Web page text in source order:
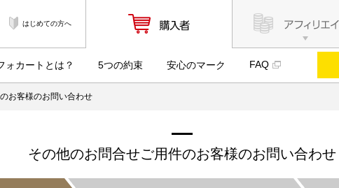
はじめての方へ
ォカートとは？ 5つの約束 安心のマーク FAQ
お客様のお問い合わせ
その他のお問合せご用件のお客様のお問い合わせ